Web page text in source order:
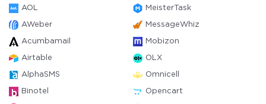
AOL MeisterTask
AWeber MessageWhiz
Acumbamail Mobizon
Airtable OLX
AlphaSMS Omnicell
Binotel Opencart